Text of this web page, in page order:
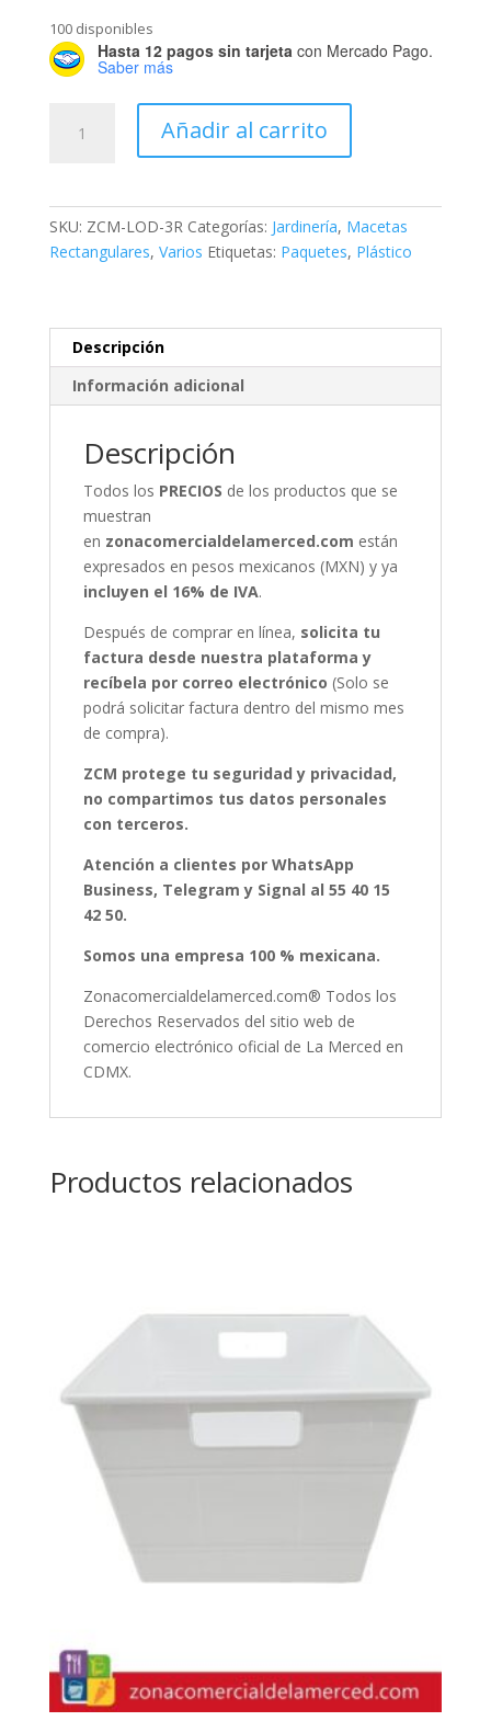
100 disponibles
Hasta 12 pagos sin tarjetacon Mercado Pago.
Saber más
Macetas
Añadir al carrito
SKU: ZCM-LOD-3R Categorías: Jardinería, Macetas
Rectangulares, Varios Etiquetas: Paquetes, Plástico
Descripción
Información adicional
Descripción
Todos los PRECIOS de los productos que se
muestran
en zonacomercialdelamerced.com están
expresados en pesos mexicanos (MXN) y ya
incluyen el 16% de IVA.
Después de comprar en línea, solicita tu
factura desde nuestra plataforma y
recíbela por correo electrónico (Solo se
podrá solicitar factura dentro del mismo mes
de compra).
ZCM protege tu seguridad y privacidad,
no compartimos tus datos personales
con terceros.
Atención a clientes por WhatsApp
Business, Telegram y Signal al 55 40 15
42 50.
Somos una empresa 100 % mexicana.
Zonacomercialdelamerced.com® Todos los
Derechos Reservados del sitio web de
comercio electrónico oficial de La Merced en
CDMX.
Productos relacionados